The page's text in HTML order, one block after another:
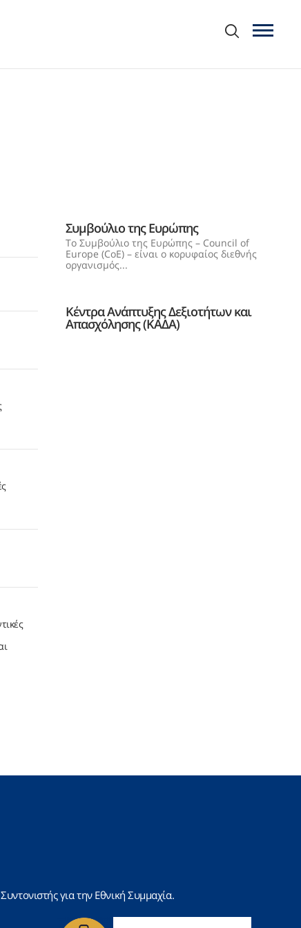
Συμβούλιο της Ευρώπης
Το Συμβούλιο της Ευρώπης – Council of
Europe (CoE) – είναι o κορυφαίος διεθνής
οργανισμός...
Κέντρα Ανάπτυξης Δεξιοτήτων και
Απασχόλησης (ΚΑΔΑ)
Συντονιστής για την Εθνική Συμμαχία.